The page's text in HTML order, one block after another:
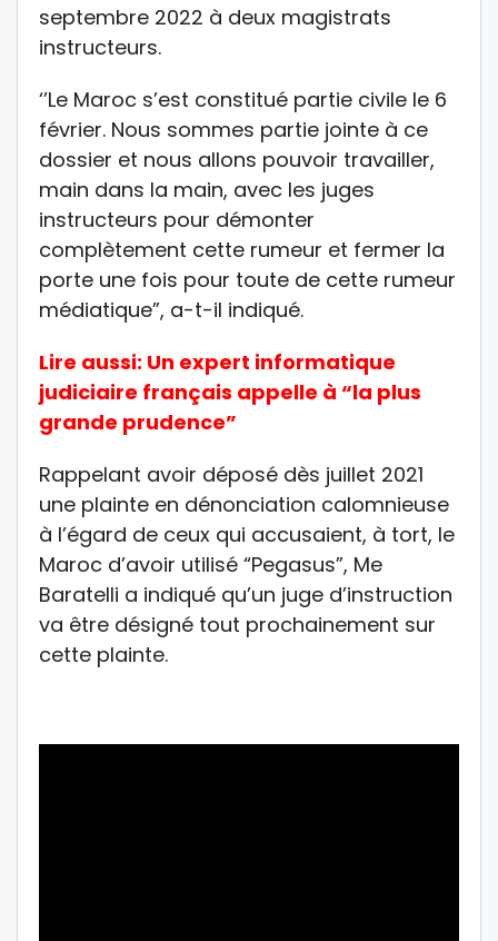
septembre 2022 à deux magistrats
instructeurs.
‘’Le Maroc s’est constitué partie civile le 6
février. Nous sommes partie jointe à ce
dossier et nous allons pouvoir travailler,
main dans la main, avec les juges
instructeurs pour démonter
complètement cette rumeur et fermer la
porte une fois pour toute de cette rumeur
médiatique”, a-t-il indiqué.
Lire aussi: Un expert informatique
judiciaire français appelle à “la plus
grande prudence”
Rappelant avoir déposé dès juillet 2021
une plainte en dénonciation calomnieuse
à l’égard de ceux qui accusaient, à tort, le
Maroc d’avoir utilisé “Pegasus”, Me
Baratelli a indiqué qu’un juge d’instruction
va être désigné tout prochainement sur
cette plainte.